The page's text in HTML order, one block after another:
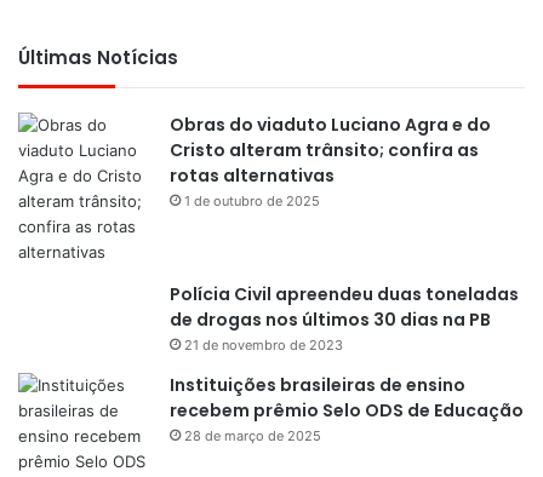
Últimas Notícias
Obras do viaduto Luciano Agra e do
Cristo alteram trânsito; confira as
rotas alternativas
1 de outubro de 2025
Polícia Civil apreendeu duas toneladas
de drogas nos últimos 30 dias na PB
21 de novembro de 2023
Instituições brasileiras de ensino
recebem prêmio Selo ODS de Educação
28 de março de 2025